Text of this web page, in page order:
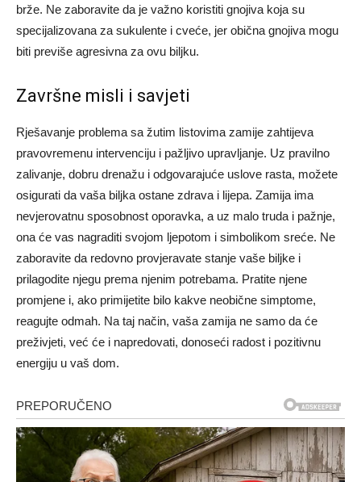
brže. Ne zaboravite da je važno koristiti gnojiva koja su
specijalizovana za sukulente i cveće, jer obična gnojiva mogu
biti previše agresivna za ovu biljku.
Završne misli i savjeti
Rješavanje problema sa žutim listovima zamije zahtijeva
pravovremenu intervenciju i pažljivo upravljanje. Uz pravilno
zalivanje, dobru drenažu i odgovarajuće uslove rasta, možete
osigurati da vaša biljka ostane zdrava i lijepa. Zamija ima
nevjerovatnu sposobnost oporavka, a uz malo truda i pažnje,
ona će vas nagraditi svojom ljepotom i simbolikom sreće. Ne
zaboravite da redovno provjeravate stanje vaše biljke i
prilagodite njegu prema njenim potrebama. Pratite njene
promjene i, ako primijetite bilo kakve neobične simptome,
reagujte odmah. Na taj način, vaša zamija ne samo da će
preživjeti, već će i napredovati, donoseći radost i pozitivnu
energiju u vaš dom.